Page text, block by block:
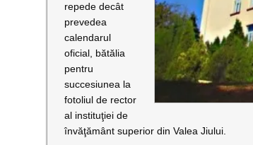
repede decât
prevedea
calendarul
oficial, bătălia
pentru
succesiunea la
fotoliul de rector
al instituţiei de
învăţământ superior din Valea Jiului.